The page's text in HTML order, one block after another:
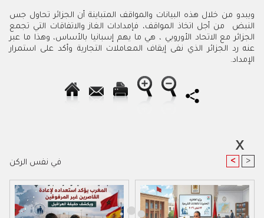
ويبدو من خلال هذه البيانات والمواقف المتباينة أن الجزائر تحاول جس
النبض من أجل اتخاذ المواقف، فإمدادات الغاز والاتفاقات التي تجمع
الجزائر مع الاتحاد الأوروبي ، هي ما يهم إسبانيا بالأساس، وهذا ما عبر
عنه رد الجزائر الذي نفى إيقاف المعاملات التجارية وأكد على استمرار
الإمداد.
في نفس الركن < >